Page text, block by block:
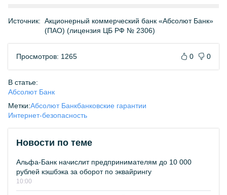
Источник: Акционерный коммерческий банк «Абсолют Банк»
(ПАО) (лицензия ЦБ РФ № 2306)
Просмотров: 1265 0 0
В статье:
Абсолют Банк
Метки:Абсолют Банкбанковские гарантии
Интернет-безопасность
Новости по теме
Альфа-Банк начислит предпринимателям до 10 000
рублей кэшбэка за оборот по эквайрингу
10:00